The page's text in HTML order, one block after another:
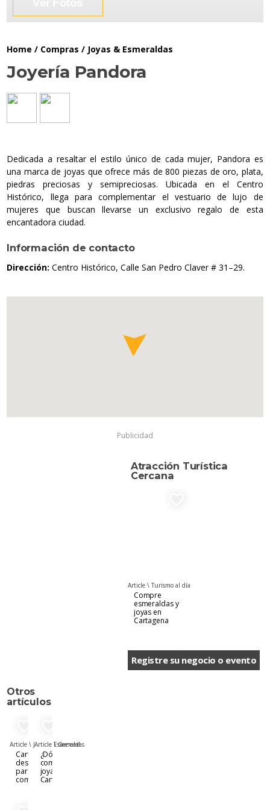
Home / Compras / Joyas & Esmeraldas
Joyería Pandora
Dedicada a resaltar el estilo único de cada mujer, Pandora es
una marca de joyas que ofrece más de 800 piezas de oro, plata,
piedras preciosas y semipreciosas. Ubicada en el Centro
Histórico, llega para complementar el vestuario de lujo de
mujeres que buscan llevarse un exclusivo regalo de esta
encantadora ciudad.
Información de contacto
Dirección:Centro Histórico, Calle San Pedro Claver # 31–29.
Publicidad
Atracción Turística
Cercana
Article \ Turismo al día
Compre
esmeraldas y
joyas en
Cartagena
Registre su negocio o evento
Otros
artículos
Article \ Joyas & Esmeraldas
Cartagena,
destino
para hacer
compras
Article \ General
¿Dónde
comprar
joyas en
Cartagena?